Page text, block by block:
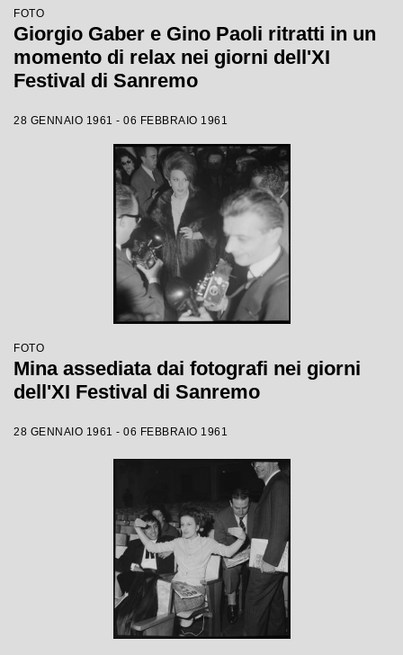
FOTO
Giorgio Gaber e Gino Paoli ritratti in un
momento di relax nei giorni dell'XI
Festival di Sanremo
28 GENNAIO 1961 - 06 FEBBRAIO 1961
FOTO
Mina assediata dai fotografi nei giorni
dell'XI Festival di Sanremo
28 GENNAIO 1961 - 06 FEBBRAIO 1961